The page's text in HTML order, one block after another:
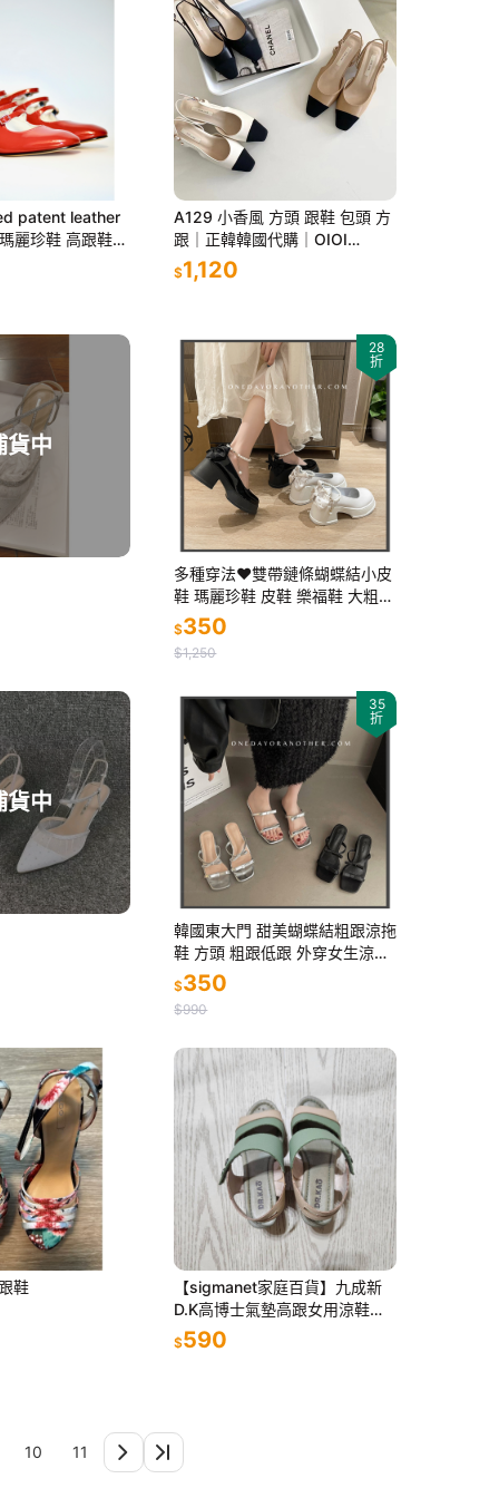
patent leather
麗珍鞋 高跟鞋
A129 小香風 方頭 跟鞋 包頭 方
跟｜正韓韓國代購｜OIOI
KOREA｜2501
$1,120
貨中
28
折
多種穿法♥️雙帶鏈條蝴蝶結小皮
鞋 瑪麗珍鞋 皮鞋 樂福鞋 大粗跟
厚底 休閒鞋 方頭紳士鞋 小皮鞋
復古英倫風 D1234
$350
$1,250
貨中
35
折
韓國東大門 甜美蝴蝶結粗跟涼拖
鞋 方頭 粗跟低跟 外穿女生涼拖
鞋 露趾拖鞋 銀色 涼鞋 增高拖鞋
休閒鞋 推薦款D575
$350
$990
鞋
【sigmanet家庭百貨】九成新
D.K高博士氣墊高跟女用涼鞋
NO37
$590
10 11